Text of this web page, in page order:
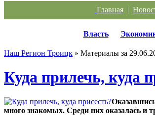
Главная |
Власть
Наш Регион Троицк » Материалы за
Куда прилечь, куда
много знакомых. Среди них оказалась и